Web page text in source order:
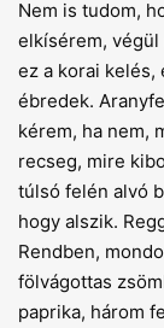
Nem is tudom,
elkísérem, végül
ez a korai kelés,
ébredek.
kérem, ha nem,
recseg, mire
túlsó felén alvó
hogy alszik.
Rendben,
fölvágottas
paprika, három